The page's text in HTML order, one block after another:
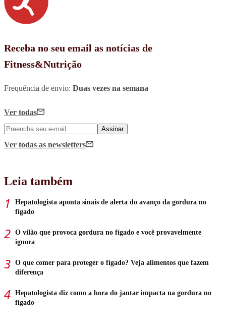
Receba no seu email as notícias de
Fitness&Nutrição
Frequência de envio: Duas vezes na semana
Ver todas
Assinar
Ver todas as newsletters
Leia também
Hepatologista aponta sinais de alerta do avanço da gordura no
fígado
O vilão que provoca gordura no fígado e você provavelmente
ignora
O que comer para proteger o fígado? Veja alimentos que fazem
diferença
Hepatologista diz como a hora do jantar impacta na gordura no
fígado